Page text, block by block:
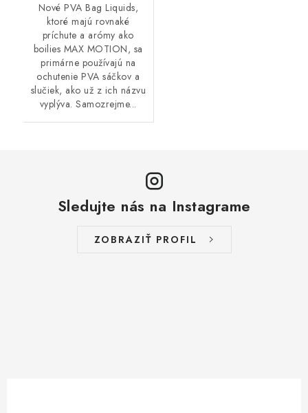
Nové PVA Bag Liquids,
ktoré majú rovnaké
príchute a arómy ako
boilies MAX MOTION, sa
primárne používajú na
ochutenie PVA sáčkov a
slučiek, ako už z ich názvu
vyplýva. Samozrejme...
Sledujte nás na Instagrame
ZOBRAZIŤ PROFIL